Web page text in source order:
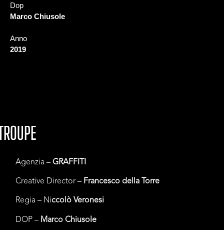
Dop
Marco Chiusole
Anno
2019
Agenzia –GRAFFITI
Creative Director – Francesco della Torre
Regia – Niccolò Veronesi
DOP – Marco Chiusole